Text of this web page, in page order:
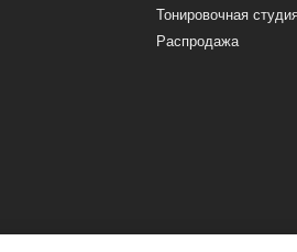
Тонировочная
Распродажа